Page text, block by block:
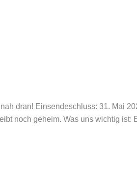
dran! Einsendeschluss: 31. Mai
noch geheim. Was uns wichtig ist: